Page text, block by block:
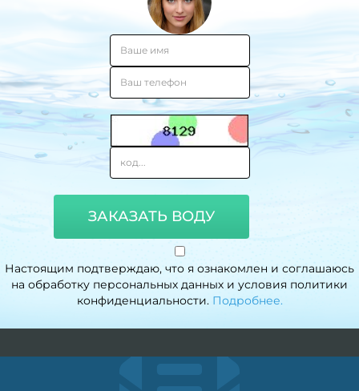
ЗАКАЗАТЬ ВОДУ
Настоящим подтверждаю, что я ознакомлен и соглашаюсь
на обработку персональных данных и условия политики
конфиденциальности. Подробнее.